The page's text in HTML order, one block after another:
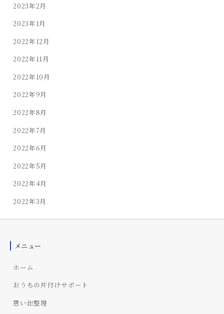
2023年2月
2023年1月
2022年12月
2022年11月
2022年10月
2022年9月
2022年8月
2022年7月
2022年6月
2022年5月
2022年4月
2022年3月
メニュー
ホーム
おうちの片付けサポート
思い出整理